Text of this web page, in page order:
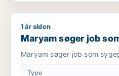
Maryam søger job som
1 år siden
Maryam søger job
Maryam søger job som
Type